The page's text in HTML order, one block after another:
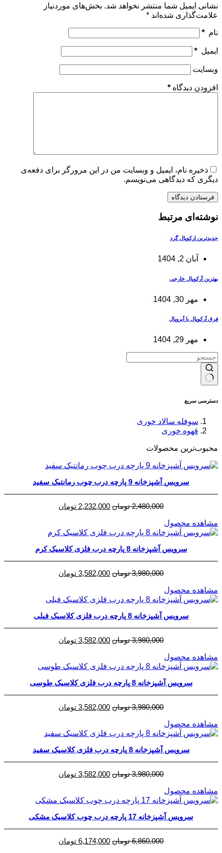
نشانی ایمیل شما منتشر نخواهد شد. بخش‌های موردنیاز
علامت‌گذاری شده‌اند *
نام *
ایمیل *
وبسایت
افزودن دیدگاه *
ذخیره نام، ایمیل و وبسایت من در این مرورگر برای دفعه‌ی
دیگری که دیدگاهی می‌نویسم.
فرستادن دیدگاه
نوشته‌ای مرتبط
جدیدترین ارکوپال گرد
آبان 2, 1404
بهترین آرکوپال خارجی
مهر 30, 1404
فرق آرکوپال با آیروپال
مهر 29, 1404
نتیجه
دسترسی سریع
سوفله سالاد خوری
قهوه خوری
محبوب‌ترین محصولات
سرویس آشپزخانه 9 پارچه درب چوب رمانتیک سفید
2,480,000 تومان قیمت
بود.
2,232,000 تومان
است.
مشاهده محصول
سرویس آشپزخانه 8 پارچه درب فلزی کلاسیک کرم
3,980,000 تومان قیمت
بود.
3,582,000 تومان
است.
مشاهده محصول
سرویس آشپزخانه 8 پارچه درب فلزی کلاسیک فیلی
3,980,000 تومان قیمت
بود.
3,582,000 تومان
است.
مشاهده محصول
سرویس آشپزخانه 8 پارچه درب فلزی کلاسیک طوسی
3,980,000 تومان قیمت
بود.
3,582,000 تومان
است.
مشاهده محصول
سرویس آشپزخانه 8 پارچه درب فلزی کلاسیک سفید
3,980,000 تومان قیمت
بود.
3,582,000 تومان
است.
مشاهده محصول
سرویس آشپزخانه 17 پارچه درب چوب کلاسیک مشکی
6,860,000 تومان قیمت
6,174,000 تومان